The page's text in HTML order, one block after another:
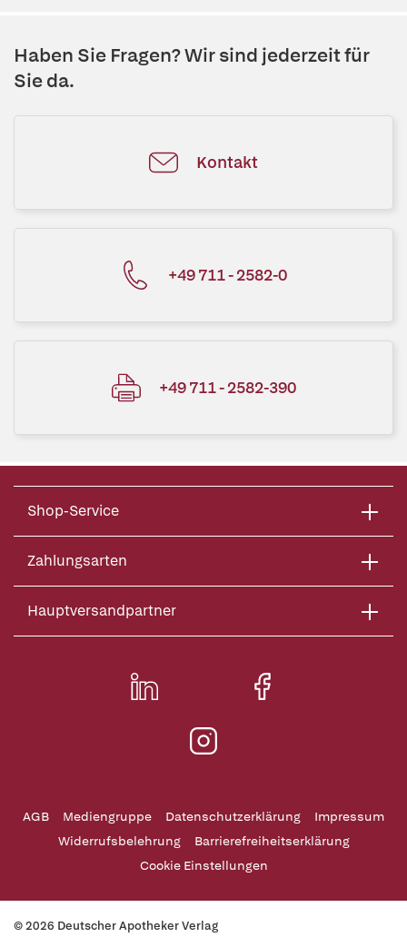
Haben Sie Fragen? Wir sind jederzeit für
Sie da.
Kontakt
+49 711 - 2582-0
+49 711 - 2582-390
Shop-Service
Zahlungsarten
Hauptversandpartner
AGB Mediengruppe Datenschutzerklärung
Impressum
Widerrufsbelehrung
Barrierefreiheitserklärung
Cookie Einstellungen
© 2026 Deutscher Apotheker Verlag